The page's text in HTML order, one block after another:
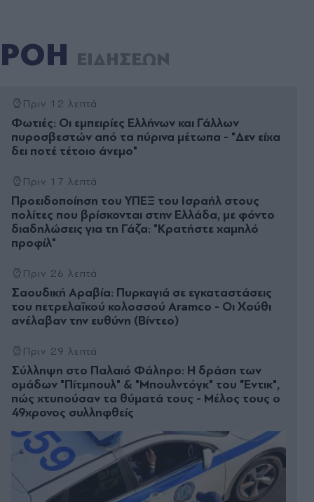
ΡΟΗ ΕΙΔΗΣΕΩΝ
Πριν 12 λεπτά
Φωτιές: Οι εμπειρίες Ελλήνων και Γάλλων
πυροσβεστών από τα πύρινα μέτωπα - "Δεν είχα
δει ποτέ τέτοιο άνεμο"
Πριν 17 λεπτά
Προειδοποίηση του ΥΠΕΞ του Ισραήλ στους
πολίτες που βρίσκονται στην Ελλάδα, με φόντο
διαδηλώσεις για τη Γάζα: "Κρατήστε χαμηλό
προφίλ"
Πριν 26 λεπτά
Σαουδική Αραβία: Πυρκαγιά σε εγκαταστάσεις
του πετρελαϊκού κολοσσού Aramco - Οι Χούθι
ανέλαβαν την ευθύνη (Βίντεο)
Πριν 29 λεπτά
Σύλληψη στο Παλαιό Φάληρο: Η δράση των
ομάδων "Πίτμπουλ" & "Μπουλντόγκ" του "Έντικ",
πώς χτυπούσαν τα θύματά τους - Μέλος τους ο
49χρονος συλληφθείς